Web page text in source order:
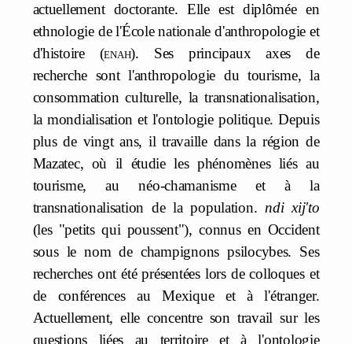
actuellement doctorante. Elle est diplômée en
ethnologie de l'École nationale d'anthropologie et
d'histoire (enah). Ses principaux axes de
recherche sont l'anthropologie du tourisme, la
consommation culturelle, la transnationalisation,
la mondialisation et l'ontologie politique. Depuis
plus de vingt ans, il travaille dans la région de
Mazatec, où il étudie les phénomènes liés au
tourisme, au néo-chamanisme et à la
transnationalisation de la population.ndi xij'to
(les "petits qui poussent"), connus en Occident
sous le nom de champignons psilocybes. Ses
recherches ont été présentées lors de colloques et
de conférences au Mexique et à l'étranger.
Actuellement, elle concentre son travail sur les
questions liées au territoire et à l'ontologie